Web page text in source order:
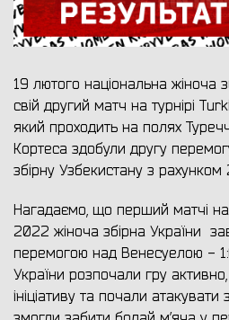
19 лютого національна жіноча
свій другий матч на турнірі
який проходить на полях
Кортеса здобули другу
збірну Узбекистану з рахунком
Нагадаємо, що перший матчі на
2022 жіноча збірна України
перемогою над Венесуелою -
України розпочали гру
ініціативу та почали